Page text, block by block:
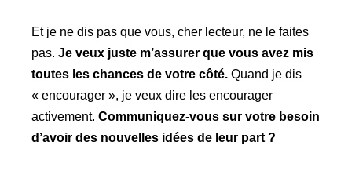
Et je ne dis pas que vous, cher lecteur, ne le faites
pas. Je veux juste m’assurer que vous avez mis
toutes les chances de votre côté. Quand je dis
« encourager », je veux dire les encourager
activement. Communiquez-vous sur votre besoin
d’avoir des nouvelles idées de leur part ?